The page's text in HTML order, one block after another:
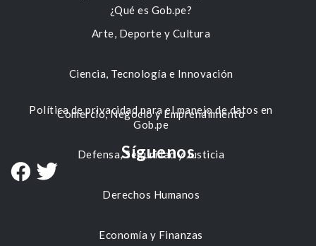
Arte, Deporte y Cultura
Ciencia, Tecnología e Innovación
Comercio, Negocio y Emprendimiento
Defensa, Seguridad y Justicia
Derechos Humanos
Economía y Finanzas
¿Qué es Gob.pe?
Política de privacidad para el manejo de datos en
Gob.pe
Síguenos